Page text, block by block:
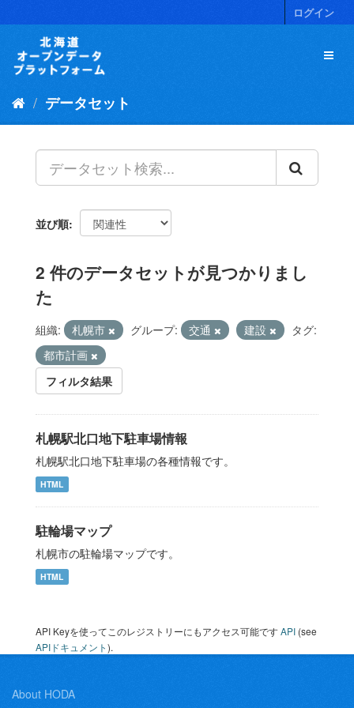
キ
ログイン
データセット
並び順
2 件のデータセットが見つかりまし
た
組織: 札幌市 グループ: 交通 建設
タグ:
都市計画
フィルタ結果
札幌駅北口地下駐車場情報
札幌駅北口地下駐車場の各種情報です。
HTML
駐輪場マップ
札幌市の駐輪場マップです。
HTML
API Keyを使ってこのレジストリーにもアクセス可能ですAPI (see
APIドキュメント).
About HODA